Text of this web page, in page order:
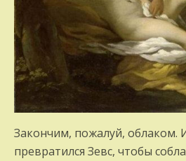
Закончим, пожалуй, облаком.
превратился Зевс, чтобы